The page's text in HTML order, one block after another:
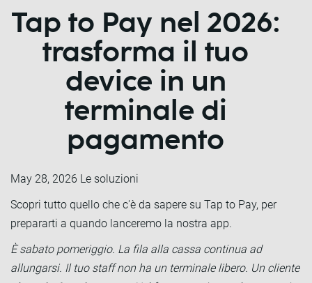
Tap to Pay nel 2026:
trasforma il tuo
device in un
terminale di
pagamento
May 28, 2026 Le soluzioni
Scopri tutto quello che c'è da sapere su Tap to Pay, per
prepararti a quando lanceremo la nostra app.
È sabato pomeriggio. La fila alla cassa continua ad
allungarsi. Il tuo staff non ha un terminale libero. Un cliente